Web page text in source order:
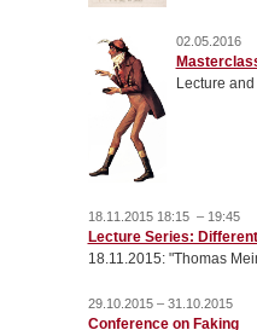
02.05.2016
Lecture
18.11.2015 18:15 – 19:45
Lecture Series:
18.11.2015: "Thomas
29.10.2015 – 31.10.2015
Conference on Faking